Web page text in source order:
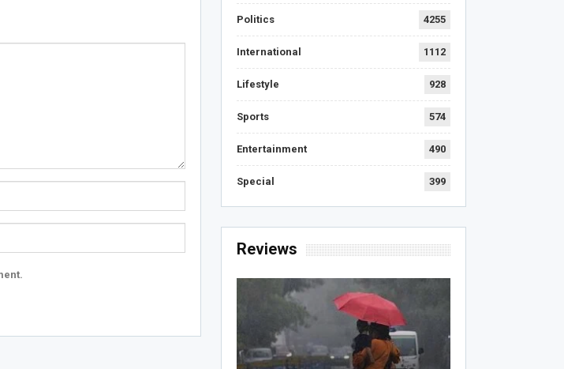
Politics 4255
International 1112
Lifestyle 928
Sports 574
Entertainment 490
Special 399
Reviews